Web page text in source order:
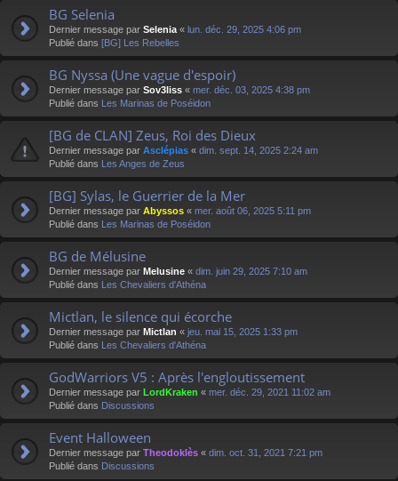
BG Selenia
Dernier message par Selenia « lun. déc. 29, 2025 4:06 pm
Publié dans [BG] Les Rebelles
BG Nyssa (Une vague d'espoir)
Dernier message par Sov3liss « mer. déc. 03, 2025 4:38 pm
Publié dans Les Marinas de Poséidon
[BG de CLAN] Zeus, Roi des Dieux
Dernier message par Asclépias « dim. sept. 14, 2025 2:24 am
Publié dans Les Anges de Zeus
[BG] Sylas, le Guerrier de la Mer
Dernier message par Abyssos « mer. août 06, 2025 5:11 pm
Publié dans Les Marinas de Poséidon
BG de Mélusine
Dernier message par Melusine « dim. juin 29, 2025 7:10 am
Publié dans Les Chevaliers d'Athéna
Mictlan, le silence qui écorche
Dernier message par Mictlan « jeu. mai 15, 2025 1:33 pm
Publié dans Les Chevaliers d'Athéna
GodWarriors V5 : Après l'engloutissement
Dernier message par LordKraken « mer. déc. 29, 2021 11:02 am
Publié dans Discussions
Event Halloween
Dernier message par Theodoklès « dim. oct. 31, 2021 7:21 pm
Publié dans Discussions